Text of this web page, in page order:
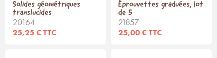
Solides géométriques
translucides
20164
25,25 € TTC
Éprouvettes graduées, lot
de 5
21857
25,00 € TTC